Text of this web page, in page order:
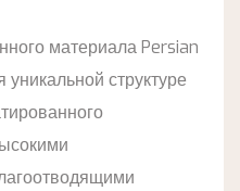
материала Persian
структуре